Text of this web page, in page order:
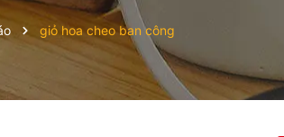
giỏ hoa cheo ban công